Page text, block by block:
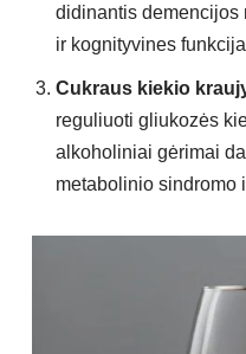
didinantis demencijos
ir kognityvines
Cukraus kiekio
reguliuoti gliukozės
alkoholiniai gėrimai
metabolinio sindromo